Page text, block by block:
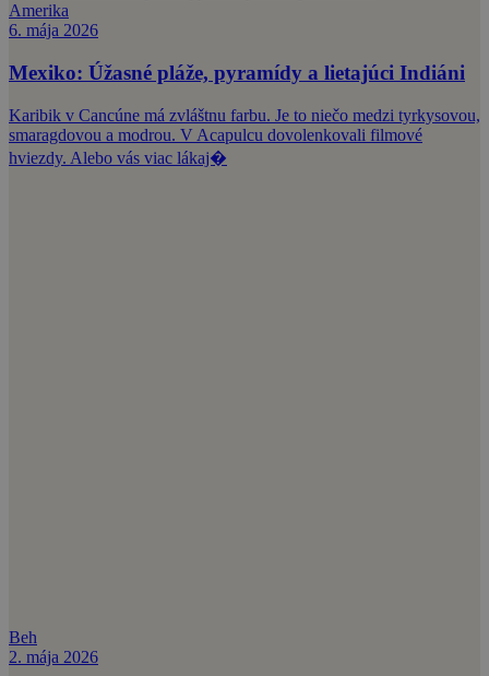
Amerika
6. mája 2026
Mexiko: Úžasné pláže, pyramídy a lietajúci Indiáni
Karibik v Cancúne má zvláštnu farbu. Je to niečo medzi tyrkysovou,
smaragdovou a modrou. V Acapulcu dovolenkovali filmové
hviezdy. Alebo vás viac lákaj�
Beh
2. mája 2026